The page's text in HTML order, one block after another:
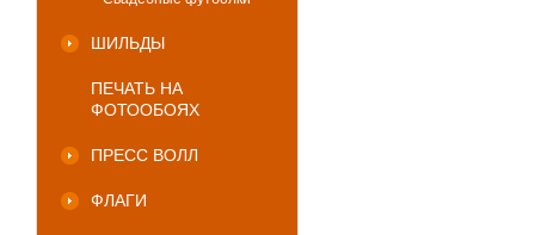
ШИЛЬДЫ
ПЕЧАТЬ НА
ФОТООБОЯХ
ПРЕСС ВОЛЛ
ФЛАГИ